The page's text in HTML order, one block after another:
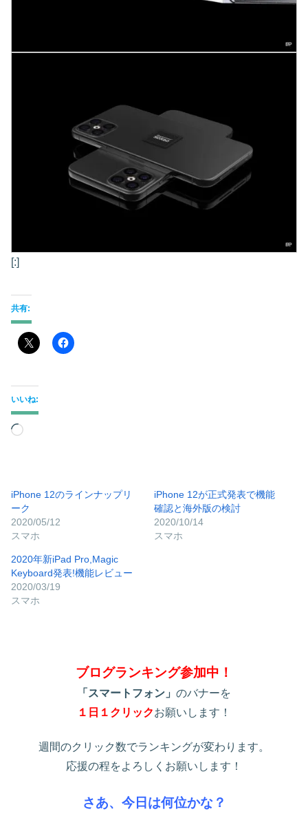
[:]
共有:
いいね:
読
中…
iPhone 12のラインナップリ
ーク
2020/05/12
スマホ
iPhone 12が正式発表で機能
確認と海外版の検討
2020/10/14
スマホ
2020年新iPad Pro,Magic
Keyboard発表!機能レビュー
2020/03/19
スマホ
ブログランキング参加中！
「スマートフォン」 のバナーを
１日１クリックお願いします！
週間のクリック数でランキングが変わります。
応援の程をよろしくお願いします！
さあ、今日は何位かな？